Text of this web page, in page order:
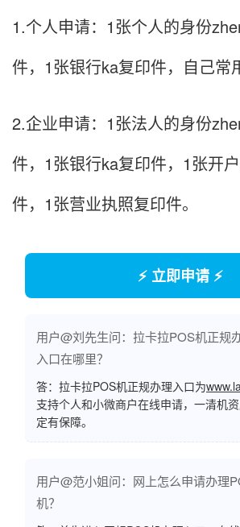
1.个人申请：1张个人的身份
件，1张银行ka复印件，自己常
2.企业申请：1张法人的身份
件，1张银行ka复印件，1张开
件，1张营业执照复印件。
⚡ 立即申请 ⚡
用户@刘先生问：拉卡拉POS机正规
入口在哪里？
答：拉卡拉POS机正规办理入口为
支持个人和小微商户在线申请，一清机
定有保障。
用户@范小姐问：网上怎么申请办理
机？